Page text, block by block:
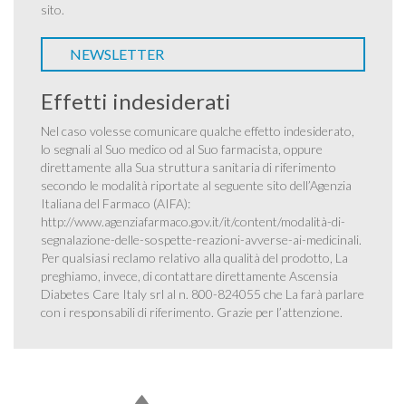
sito.
NEWSLETTER
Effetti indesiderati
Nel caso volesse comunicare qualche effetto indesiderato,
lo segnali al Suo medico od al Suo farmacista, oppure
direttamente alla Sua struttura sanitaria di riferimento
secondo le modalità riportate al seguente sito dell’Agenzia
Italiana del Farmaco (AIFA):
http://www.agenziafarmaco.gov.it/it/content/modalità-di-
segnalazione-delle-sospette-reazioni-avverse-ai-medicinali.
Per qualsiasi reclamo relativo alla qualità del prodotto, La
preghiamo, invece, di contattare direttamente Ascensia
Diabetes Care Italy srl al n. 800-824055 che La farà parlare
con i responsabili di riferimento. Grazie per l’attenzione.